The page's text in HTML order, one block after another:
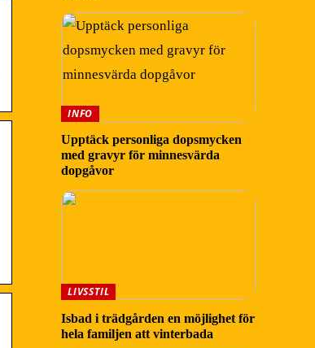
INFO
Upptäck personliga dopsmycken
med gravyr för minnesvärda
dopgåvor
LIVSSTIL
Isbad i trädgården en möjlighet för
hela familjen att vinterbada